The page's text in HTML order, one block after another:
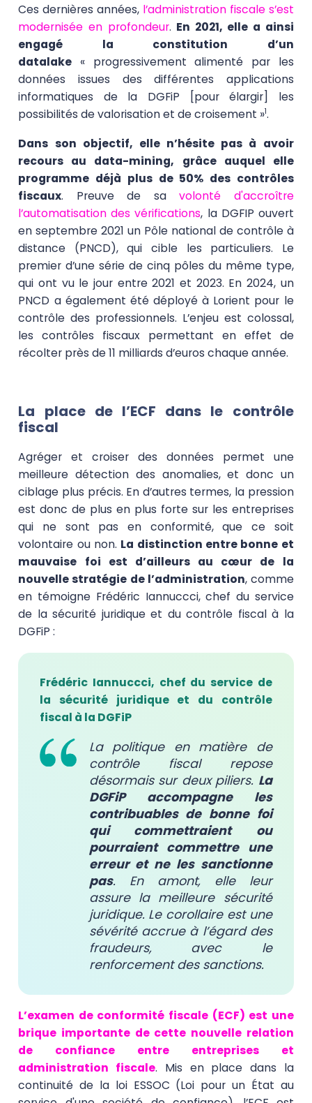
Ces dernières années, l’administration fiscale s’est
modernisée en profondeur. En 2021, elle a ainsi
engagé la constitution d’un
datalake « progressivement alimenté par les
données issues des différentes applications
informatiques de la DGFiP [pour élargir] les
possibilités de valorisation et de croisement »1.
Dans son objectif, elle n’hésite pas à avoir
recours au data-mining, grâce auquel elle
programme déjà plus de 50% des contrôles
fiscaux. Preuve de sa
volonté d'accroître
l’automatisation des vérifications, la DGFIP ouvert
en septembre 2021 un Pôle national de contrôle à
distance (PNCD), qui cible les particuliers. Le
premier d’une série de cinq pôles du même type,
qui ont vu le jour entre 2021 et 2023. En 2024, un
PNCD a également été déployé à Lorient pour le
contrôle des professionnels. L’enjeu est colossal,
les contrôles fiscaux permettant en effet de
récolter près de 11 milliards d’euros chaque année.
La place de l’ECF dans le contrôle
fiscal
Agréger et croiser des données permet une
meilleure détection des anomalies, et donc un
ciblage plus précis. En d’autres termes, la pression
est donc de plus en plus forte sur les entreprises
qui ne sont pas en conformité, que ce soit
volontaire ou non. La distinction entre bonne et
mauvaise foi est d’ailleurs au cœur de la
nouvelle stratégie de l’administration, comme
en témoigne Frédéric Iannuccci, chef du service
de la sécurité juridique et du contrôle fiscal à la
DGFiP :
Frédéric Iannuccci, chef du service de
la sécurité juridique et du contrôle
fiscal à la DGFiP
La politique en matière de
contrôle fiscal repose
désormais sur deux piliers. La
DGFiP accompagne les
contribuables de bonne foi
qui commettraient ou
pourraient commettre une
erreur et ne les sanctionne
pas. En amont, elle leur
assure la meilleure sécurité
juridique. Le corollaire est une
sévérité accrue à l’égard des
fraudeurs, avec le
renforcement des sanctions.
L’examen de conformité fiscale (ECF) est une
brique importante de cette nouvelle relation
de confiance entre entreprises et
administration fiscale. Mis en place dans la
continuité de la loi ESSOC (Loi pour un État au